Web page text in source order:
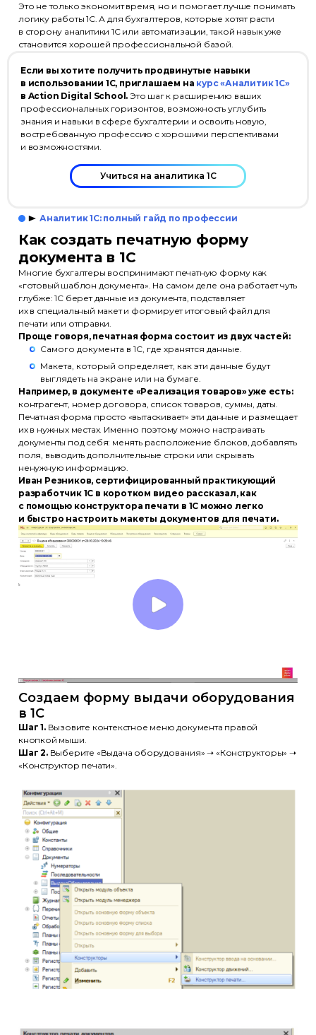
Это не только экономит время, но и помогает лучше понимать
логику работы 1С. А для бухгалтеров, которые хотят расти
в сторону аналитики 1С или автоматизации, такой навык уже
становится хорошей профессиональной базой.
Если вы хотите получить продвинутые навыки
в использовании 1С, приглашаем на курс «Аналитик 1С»
в Action Digital School. Это шаг к расширению ваших
профессиональных горизонтов, возможность углубить
знания и навыки в сфере бухгалтерии и освоить новую,
востребованную профессию с хорошими перспективами
и возможностями.
Учиться на аналитика 1С
Аналитик 1С: полный гайд по профессии
Как создать печатную форму
документа в 1С
Многие бухгалтеры воспринимают печатную форму как
«готовый шаблон документа». На самом деле она работает чуть
глубже: 1С берет данные из документа, подставляет
их в специальный макет и формирует итоговый файл для
печати или отправки.
Проще говоря, печатная форма состоит из двух частей:
Самого документа в 1С, где хранятся данные.
Макета, который определяет, как эти данные будут
выглядеть на экране или на бумаге.
Например, в документе «Реализация товаров» уже есть:
контрагент, номер договора, список товаров, суммы, даты.
Печатная форма просто «вытаскивает» эти данные и размещает
их в нужных местах. Именно поэтому можно настраивать
документы под себя: менять расположение блоков, добавлять
поля, выводить дополнительные строки или скрывать
ненужную информацию.
Иван Резников, сертифицированный практикующий
разработчик 1С в коротком видео рассказал, как
с помощью конструктора печати в 1С можно легко
и быстро настроить макеты документов для печати.
Создаем форму выдачи оборудования
в 1С
Шаг 1.Вызовите контекстное меню документа правой
кнопкой мыши.
Шаг 2.Выберите «Выдача оборудования» ➝ «Конструкторы» ➝
«Конструктор печати».